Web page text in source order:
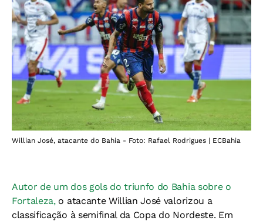
Willian José, atacante do Bahia - Foto: Rafael Rodrigues | ECBahia
Autor de um dos gols do triunfo do Bahia sobre o
Fortaleza, o atacante Willian José valorizou a
classificação à semifinal da Copa do Nordeste. Em